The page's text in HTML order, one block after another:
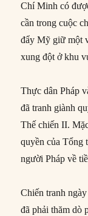
Chí Minh có
cần trong cuộc
đẩy Mỹ giữ một
xung đột ở khu
Thực dân Pháp
đã tranh giành
Thế chiến II.
quyền của Tổng
người Pháp về
Chiến tranh
đã phải thăm dò